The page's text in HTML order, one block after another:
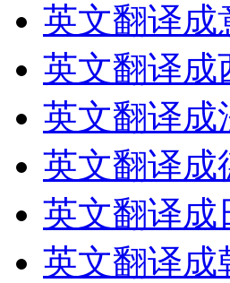
英文翻译成
英文翻译成
英文翻译成
英文翻译成
英文翻译成
英文翻译成